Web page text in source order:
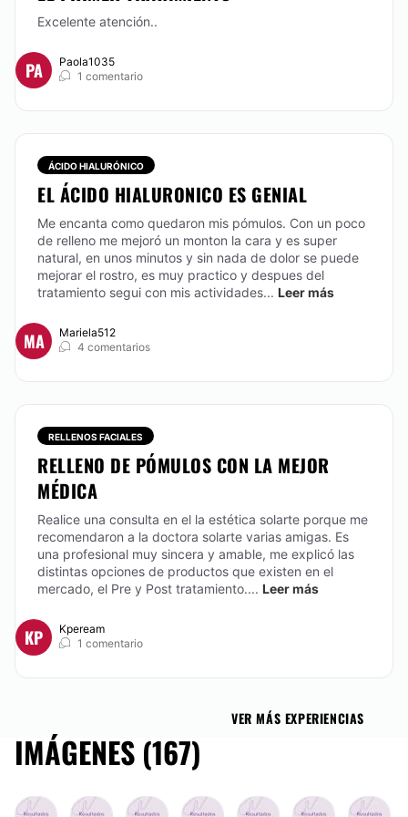
CONTACTAR
exfoliación y consiste en la utilización de sustancias
químicas sobre la piel para renovar sus capas y
poder así eliminar imperfecciones y favorecer un
color uniforme. El peeling consigue una disminución
de las arrugas, una piel rejuvenecida y bien
hidratada, con una secreción correcta de grasa y
una buena consistencia y luminosidad.
CONTACTAR
para elevar/levantar y restablecer la flacidez de los
tejidos, sobre todo en la parte inferior de la cara. Es
una técnica segura y efectiva, que no precisa
quirófano. Tratamiento ambulatorio, rápido y eficaz
que, además, estimula la producción de colágeno.
como en todos los casos, esto dependerá de cada
persona.
CONTACTAR
MICRODERMOABRASIÓN
que acelera la regeneración célular por medio de una
punta de diamante con micro cristales. Elimina las
células muertas que provocan falta de luminosidad y
envejecimiento de la piel. Ideal para corregir
que el tratamiento sea efectivo serán necesarias
Excelente atención..
PA
Paola1035
1 comentario
ÁCIDO HIALURÓNICO
EL ÁCIDO HIALURONICO ES GENIAL
Me encanta como quedaron mis pómulos. Con un poco
de relleno me mejoró un monton la cara y es super
natural, en unos minutos y sin nada de dolor se puede
mejorar el rostro, es muy practico y despues del
tratamiento segui con mis actividades... Leer más
MA
Mariela512
4 comentarios
RELLENOS FACIALES
RELLENO DE PÓMULOS CON LA MEJOR
MÉDICA
Realice una consulta en el la estética solarte porque me
recomendaron a la doctora solarte varias amigas. Es
una profesional muy sincera y amable, me explicó las
distintas opciones de productos que existen en el
mercado, el Pre y Post tratamiento.... Leer más
KP
Kpeream
1 comentario
VER MÁS EXPERIENCIAS
IMÁGENES (167)